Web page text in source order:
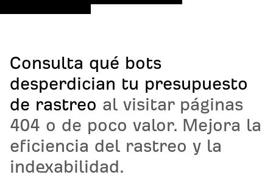
Consulta qué bots
desperdician tu presupuesto
de rastreo al visitar páginas
404 o de poco valor. Mejora la
eficiencia del rastreo y la
indexabilidad.